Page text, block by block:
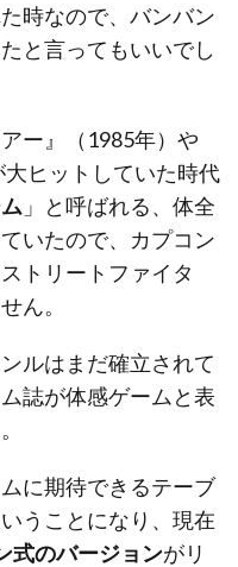
時なので、バンバン
と言ってもいいでし
ー』（1985年）や
大ヒットしていた時代
」と呼ばれる、体全
いたので、カプコン
トリートファイタ
ん。
ルはまだ確立されて
誌が体感ゲームと表
に期待できるテーブ
うことになり、現在
式のバージョンがリ